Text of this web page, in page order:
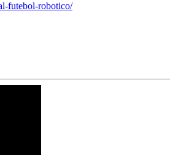
futebol-robotico/